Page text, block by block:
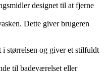
designet til at fjerne
Dette giver brugeren
i størrelsen og giver et stilfuldt
til badeværelset eller